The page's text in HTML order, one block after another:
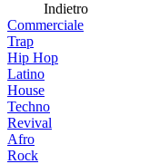
Indietro
Commerciale
Trap
Hip Hop
Latino
House
Techno
Revival
Afro
Rock